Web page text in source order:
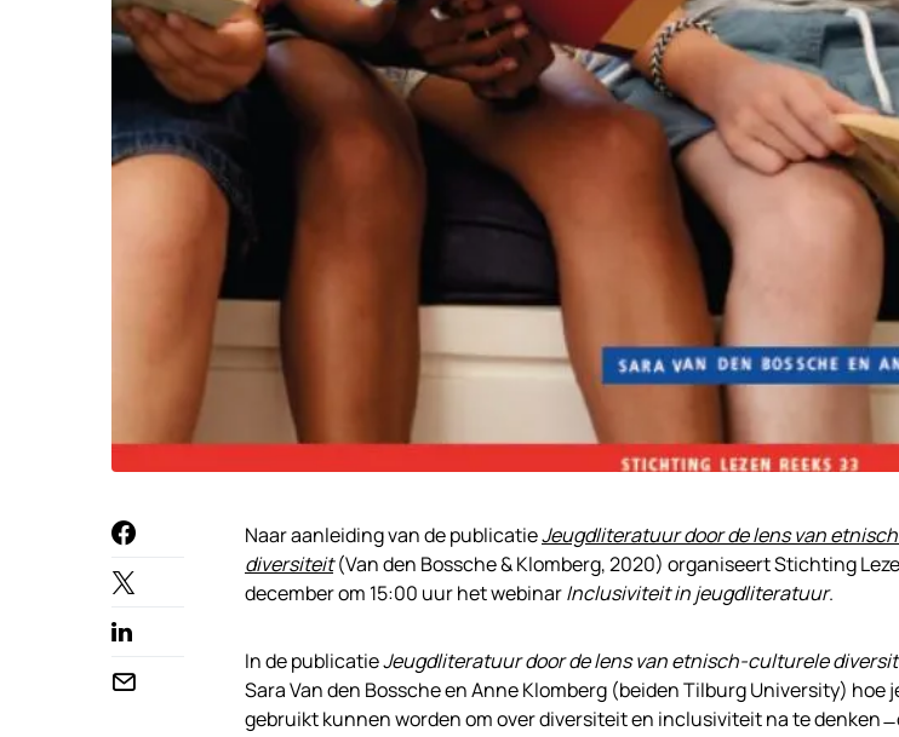
Naar aanleiding van de publicatieJeugdliteratuur door de lens van
diversiteit(Van den Bossche & Klomberg, 2020) organiseert Stichting
december om 15:00 uur het webinarInclusiviteit in jeugdliteratuur.
In de publicatieJeugdliteratuur door de lens van etnisch-culturele
Sara Van den Bossche en Anne Klomberg (beiden Tilburg University) hoe
gebruikt kunnen worden om over diversiteit en inclusiviteit na te denken